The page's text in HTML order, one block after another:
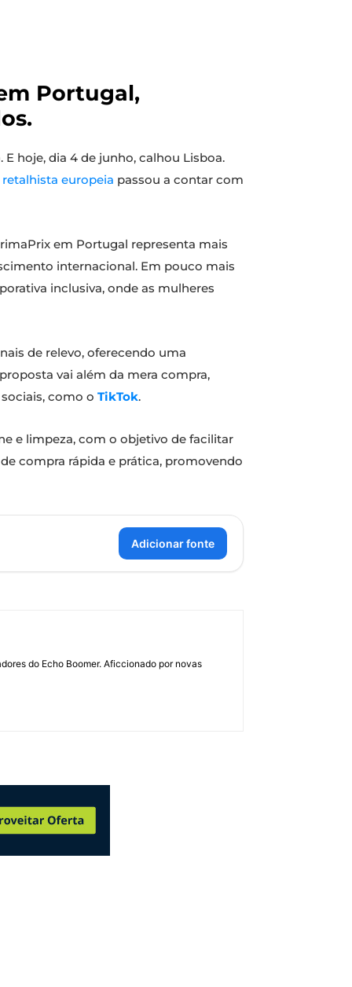
Portugal,
hoje, dia 4 de junho, calhou Lisboa.
retalhista europeia passou a contar com
em Portugal representa mais
internacional. Em pouco mais
inclusiva, onde as mulheres
de relevo, oferecendo uma
vai além da mera compra,
como o TikTok.
e limpeza, com o objetivo de facilitar
compra rápida e prática, promovendo
Adicionar fonte
do Echo Boomer. Aficcionado por novas